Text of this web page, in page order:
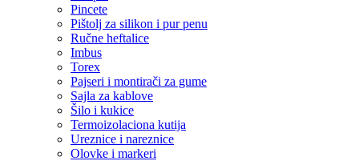
Pincete
Pištolj za silikon i pur penu
Ručne heftalice
Imbus
Torex
Pajseri i montirači za gume
Sajla za kablove
Šilo i kukice
Termoizolaciona kutija
Ureznice i nareznice
Olovke i markeri